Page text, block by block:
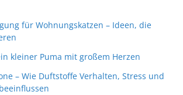
für Wohnungskatzen – Ideen, die
kleiner Puma mit großem Herzen
– Wie Duftstoffe Verhalten, Stress und